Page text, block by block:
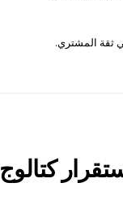
ثقة المشتري.
كتالوج